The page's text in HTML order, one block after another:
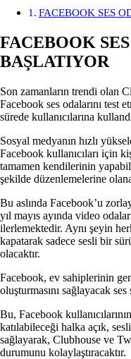
FACEBOOK SES
FACEBOOK
BAŞLATIYOR
Son zamanların trendi olan
Facebook ses odalarını test
sürede kullanıcılarına
Sosyal medyanın hızlı
Facebook kullanıcıları için
tamamen kendilerinin
şekilde düzenlemelerine
Bu aslında Facebook’u
yıl mayıs ayında video
ilerlemektedir. Aynı şeyin
kapatarak sadece sesli bir
olacaktır.
Facebook, ev sahiplerinin
oluşturmasını sağlayacak
Bu, Facebook
katılabileceği halka açık,
sağlayarak, Clubhouse ve
durumunu kolaylaştıracaktır.